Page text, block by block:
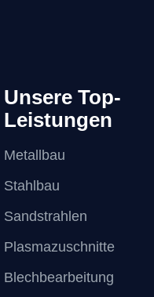
Unsere Top-
Leistungen
Metallbau
Stahlbau
Sandstrahlen
Plasmazuschnitte
Blechbearbeitung